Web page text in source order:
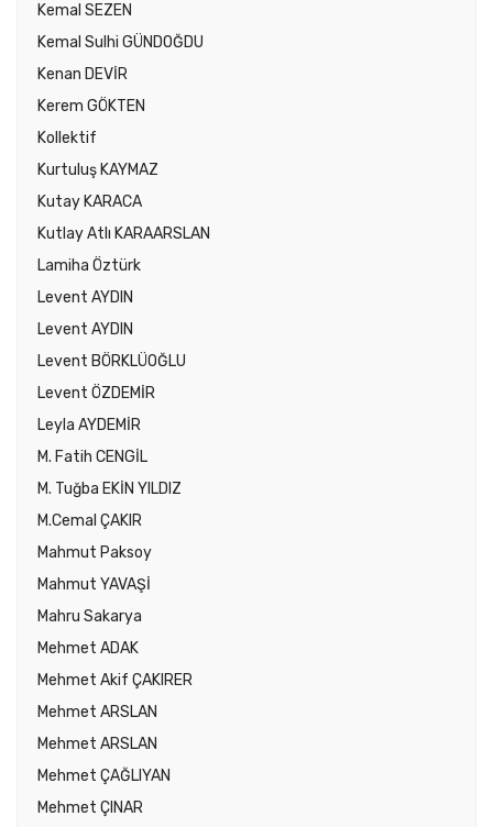
Kemal SEZEN
Kemal Sulhi GÜNDOĞDU
Kenan DEVİR
Kerem GÖKTEN
Kollektif
Kurtuluş KAYMAZ
Kutay KARACA
Kutlay Atlı KARAARSLAN
Lamiha Öztürk
Levent AYDIN
Levent AYDIN
Levent BÖRKLÜOĞLU
Levent ÖZDEMİR
Leyla AYDEMİR
M. Fatih CENGİL
M. Tuğba EKİN YILDIZ
M.Cemal ÇAKIR
Mahmut Paksoy
Mahmut YAVAŞİ
Mahru Sakarya
Mehmet ADAK
Mehmet Akif ÇAKIRER
Mehmet ARSLAN
Mehmet ARSLAN
Mehmet ÇAĞLIYAN
Mehmet ÇINAR